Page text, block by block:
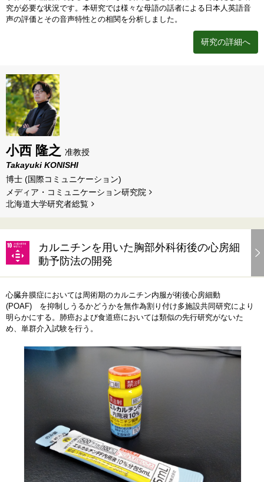
究が必要な状況です。本研究では様々な母語の話者による日本人英語音
声の評価とその音声特性との相関を分析しました。
研究の詳細へ
小西 隆之 准教授
Takayuki KONISHI
博士 (国際コミュニケーション)
メディア・コミュニケーション研究院
北海道⼤学研究者総覧
カルニチンを用いた胸部外科術後の心房細
動予防法の開発
心臓弁膜症においては周術期のカルニチン内服が術後心房細動
(POAF) を抑制しうるかどうかを無作為割り付け多施設共同研究により
明らかにする。肺癌および食道癌においては類似の先行研究がないた
め、単群介入試験を行う。